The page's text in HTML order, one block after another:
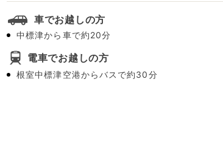
車でお越しの方
中標津から車で約20分
電車でお越しの方
根室中標津空港からバスで約30分